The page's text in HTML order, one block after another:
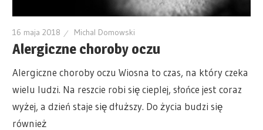
16 maja 2018 Michal Domowski
Alergiczne choroby oczu
Alergiczne choroby oczu Wiosna to czas, na który czeka
wielu ludzi. Na reszcie robi się cieplej, słońce jest coraz
wyżej, a dzień staje się dłuższy. Do życia budzi się
również